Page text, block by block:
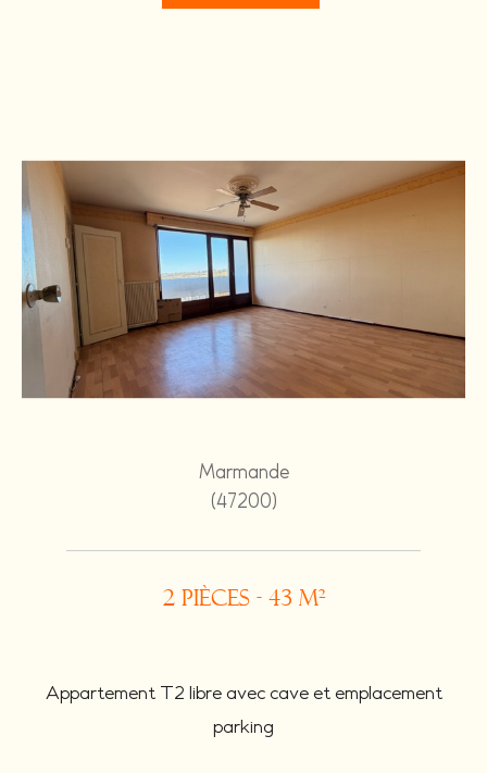
Marmande
(47200)
2 pièces - 43 m²
Appartement T2 libre avec cave et emplacement
parking